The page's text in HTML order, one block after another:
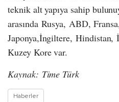
teknik alt yapıya sahip
arasında Rusya, ABD,
Japonya,İngiltere,
Kuzey Kore var.
Kaynak: Time Türk
Haberler